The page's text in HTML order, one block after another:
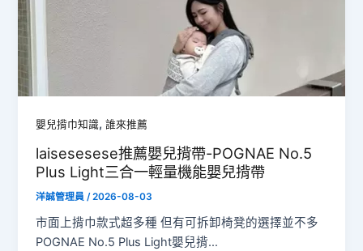
嬰兒揹巾知識,誰來推薦
laisesesese推薦嬰兒揹帶-POGNAE No.5
Plus Light三合一輕量機能嬰兒揹帶
洋誠管理員 /2026-08-03
市面上揹巾款式超多種 但有可拆卸椅凳的選擇並不多
POGNAE No.5 Plus Light嬰兒揹…